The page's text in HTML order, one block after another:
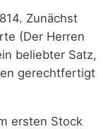
Zunächst
(Der Herren
beliebter Satz,
gerechtfertigt
ersten Stock